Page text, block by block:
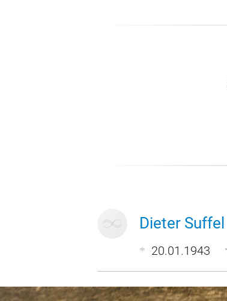
Dieter Suffel
20.01.1943